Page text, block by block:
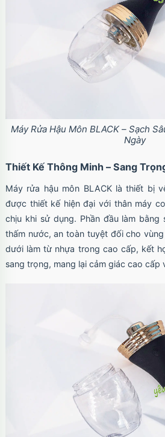
Máy Rửa Hậu Môn BLACK – Sạch
Ngày
Thiết Kế Thông Minh – Sang
Máy rửa hậu môn BLACK là thiết bị
được thiết kế hiện đại với thân máy
chịu khi sử dụng. Phần đầu làm bằng
thấm nước, an toàn tuyệt đối cho
dưới làm từ nhựa trong cao cấp, kết
sang trọng, mang lại cảm giác cao cấp